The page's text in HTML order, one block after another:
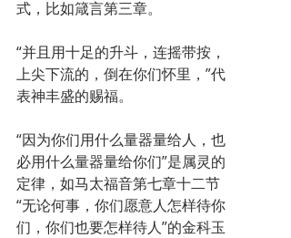
式，比如箴言第三章。
“并且用十足的升斗，连摇带按，
上尖下流的，倒在你们怀里，”代
表神丰盛的赐福。
“因为你们用什么量器量给人，也
必用什么量器量给你们”是属灵的
定律，如马太福音第七章十二节
“无论何事，你们愿意人怎样待你
们，你们也要怎样待人”的金科玉